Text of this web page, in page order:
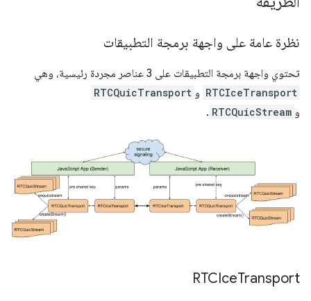
نظرة عامة على واجهة برمجة التطبيقات
تحتوي واجهة برمجة التطبيقات على 3 عناصر مجردة رئيسية، وهي
RTCIceTransport و RTCQuicTransport
و RTCQuicStream
.
RTCIceTransport